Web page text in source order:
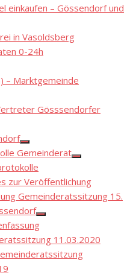
einkaufen – Gössendorf und
in Vasoldsberg
0-24h
– Marktgemeinde
Gösssendorfer
Show
sub
menu
Gemeinderat
Show
menu
zur Veröffentlichung
Gemeinderatssitzung 15.
Show
menu11.03.2020